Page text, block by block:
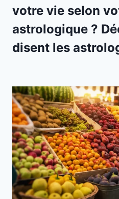
votre vie selon
astrologique ?
disent les